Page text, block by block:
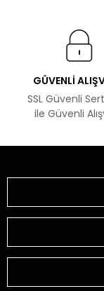
GÜVENLİ
SSL Güvenli
ile Güvenli